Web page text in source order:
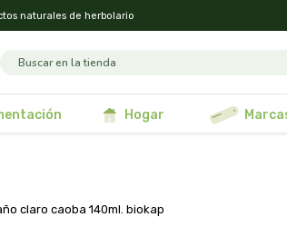
naturales de herbolario
hogar
claro caoba 140ml. biokap